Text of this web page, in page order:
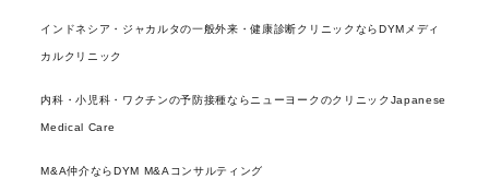
インドネシア・ジャカルタの一般外来・健康診断クリニックならDYMメディ
カルクリニック
内科・小児科・ワクチンの予防接種ならニューヨークのクリニックJapanese
Medical Care
M&A仲介ならDYM M&Aコンサルティング